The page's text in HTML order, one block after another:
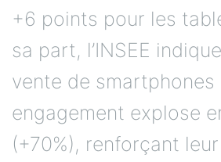
+6 points pour les
sa part, l’INSEE
vente de smartphones
engagement explose
(+70%), renforçant